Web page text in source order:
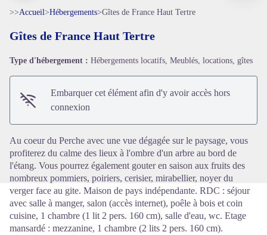
Voir l'image en plein écran
>>Accueil>Hébergements>Gîtes de France Haut Tertre
Gîtes de France Haut Tertre
Type d'hébergement : Hébergements locatifs, Meublés, locations, gîtes
Embarquer cet élément afin d'y avoir accès hors
connexion
Au coeur du Perche avec une vue dégagée sur le paysage, vous
profiterez du calme des lieux à l'ombre d'un arbre au bord de
l'étang. Vous pourrez également gouter en saison aux fruits des
nombreux pommiers, poiriers, cerisier, mirabellier, noyer du
verger face au gite. Maison de pays indépendante. RDC : séjour
avec salle à manger, salon (accès internet), poêle à bois et coin
cuisine, 1 chambre (1 lit 2 pers. 160 cm), salle d'eau, wc. Etage
mansardé : mezzanine, 1 chambre (2 lits 2 pers. 160 cm).